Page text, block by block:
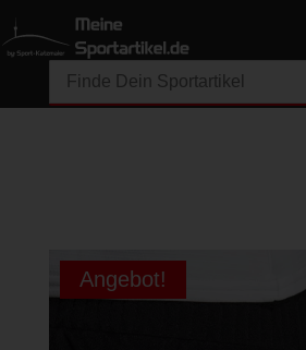
Angebot!